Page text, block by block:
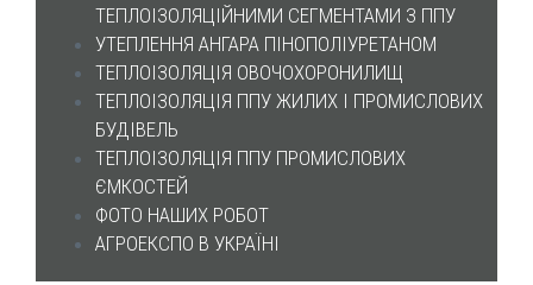
ТЕПЛОІЗОЛЯЦІЙНИМИ СЕГМЕНТАМИ З ППУ
УТЕПЛЕННЯ АНГАРА ПІНОПОЛІУРЕТАНОМ
ТЕПЛОІЗОЛЯЦІЯ ОВОЧОХОРОНИЛИЩ
ТЕПЛОІЗОЛЯЦІЯ ППУ ЖИЛИХ І ПРОМИСЛОВИХ
БУДІВЕЛЬ
ТЕПЛОІЗОЛЯЦІЯ ППУ ПРОМИСЛОВИХ
ЄМКОСТЕЙ
ФОТО НАШИХ РОБОТ
АГРОЕКСПО В УКРАЇНІ